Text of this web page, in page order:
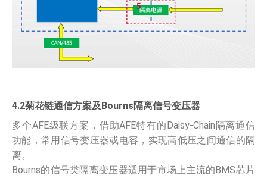
4.2菊花链通信方案及Bourns隔离信号变压器
多个AFE级联方案，借助AFE特有的Daisy-Chain隔离通信
功能，常用信号变压器或电容，实现高低压之间通信的隔
离。
Bourns的信号类隔离变压器适用于市场上主流的BMS芯片